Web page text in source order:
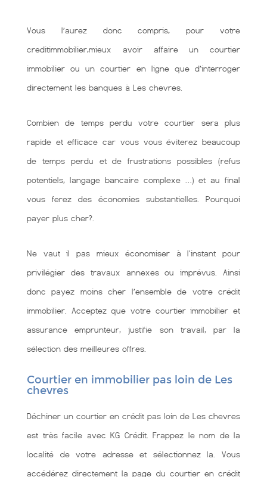
Vous l’aurez donc compris, pour votre
creditimmobilier,mieux avoir affaire un courtier
immobilier ou un courtier en ligne que d’interroger
directement les banques à Les chevres.
Combien de temps perdu votre courtier sera plus
rapide et efficace car vous vous éviterez beaucoup
de temps perdu et de frustrations possibles (refus
potentiels, langage bancaire complexe …) et au final
vous ferez des économies substantielles. Pourquoi
payer plus cher?.
Ne vaut il pas mieux économiser à l'instant pour
privilégier des travaux annexes ou imprévus. Ainsi
donc payez moins cher l’ensemble de votre crédit
immobilier. Acceptez que votre courtier immobilier et
assurance emprunteur, justifie son travail, par la
sélection des meilleures offres.
Courtier en immobilier pas loin de Les
chevres
Déchiner un courtier en crédit pas loin de Les chevres
est très facile avec KG Crédit. Frappez le nom de la
localité de votre adresse et sélectionnez la. Vous
accédérez directement la page du courtier en crédit